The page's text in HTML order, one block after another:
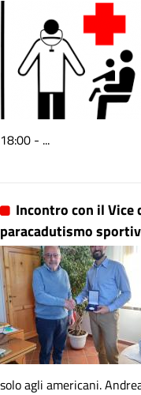
18:00 - ...
Incontro con il Vice
paracadutismo
solo agli americani.